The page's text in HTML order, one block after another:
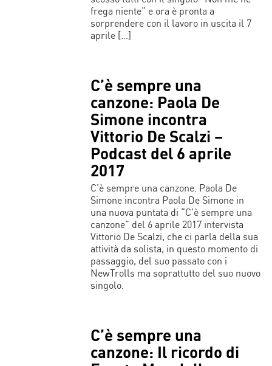
frega niente” e ora è pronta a
sorprendere con il lavoro in uscita il 7
aprile […]
C’è sempre una
canzone: Paola De
Simone incontra
Vittorio De Scalzi –
Podcast del 6 aprile
2017
C’è sempre una canzone. Paola De
Simone incontra Paola De Simone in
una nuova puntata di “C’è sempre una
canzone” del 6 aprile 2017 intervista
Vittorio De Scalzi, che ci parla della sua
attività da solista, in questo momento di
passaggio, del suo passato con i
NewTrolls ma soprattutto del suo nuovo
singolo.
C’è sempre una
canzone: Il ricordo di